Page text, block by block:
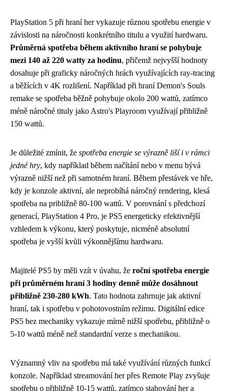
PlayStation 5 při hraní her vykazuje různou spotřebu energie v
závislosti na náročnosti konkrétního titulu a využití hardwaru.
Průměrná spotřeba během aktivního hraní se pohybuje
mezi 140 až 220 watty za hodinu, přičemž nejvyšší hodnoty
dosahuje při graficky náročných hrách využívajících ray-tracing
a běžících v 4K rozlišení. Například při hraní Demon's Souls
remake se spotřeba běžně pohybuje okolo 200 wattů, zatímco
méně náročné tituly jako Astro's Playroom využívají přibližně
150 wattů.
Je důležité zmínit, že spotřeba energie se výrazně liší i v rámci
jedné hry, kdy například během načítání nebo v menu bývá
výrazně nižší než při samotném hraní. Během přestávek ve hře,
kdy je konzole aktivní, ale neprobíhá náročný rendering, klesá
spotřeba na približně 80-100 wattů. V porovnání s předchozí
generací, PlayStation 4 Pro, je PS5 energeticky efektivnější
vzhledem k výkonu, který poskytuje, nicméně absolutní
spotřeba je vyšší kvůli výkonnějšímu hardwaru.
Majitelé PS5 by měli vzít v úvahu, že roční spotřeba energie
při průměrném hraní 3 hodiny denně může dosáhnout
přibližně 230-280 kWh. Tato hodnota zahrnuje jak aktivní
hraní, tak i spotřebu v pohotovostním režimu. Digitální edice
PS5 bez mechaniky vykazuje mírně nižší spotřebu, přibližně o
5-10 wattů méně než standardní verze s mechanikou.
Významný vliv na spotřebu má také využívání různých funkcí
konzole. Například streamování her přes Remote Play zvyšuje
spotřebu o přibližně 10-15 wattů, zatímco stahování her a